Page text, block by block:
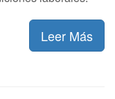
Leer Más